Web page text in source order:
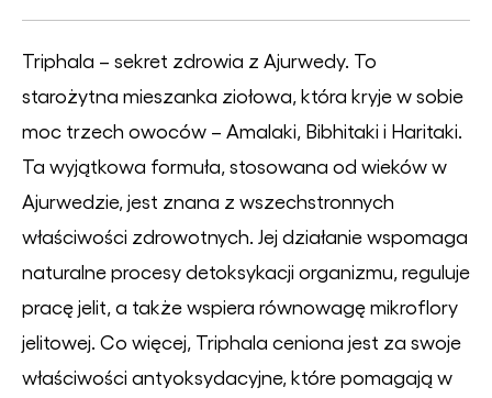
Triphala – sekret zdrowia z Ajurwedy. To
starożytna mieszanka ziołowa, która kryje w sobie
moc trzech owoców – Amalaki, Bibhitaki i Haritaki.
Ta wyjątkowa formuła, stosowana od wieków w
Ajurwedzie, jest znana z wszechstronnych
właściwości zdrowotnych. Jej działanie wspomaga
naturalne procesy detoksykacji organizmu, reguluje
pracę jelit, a także wspiera równowagę mikroflory
jelitowej. Co więcej, Triphala ceniona jest za swoje
właściwości antyoksydacyjne, które pomagają w